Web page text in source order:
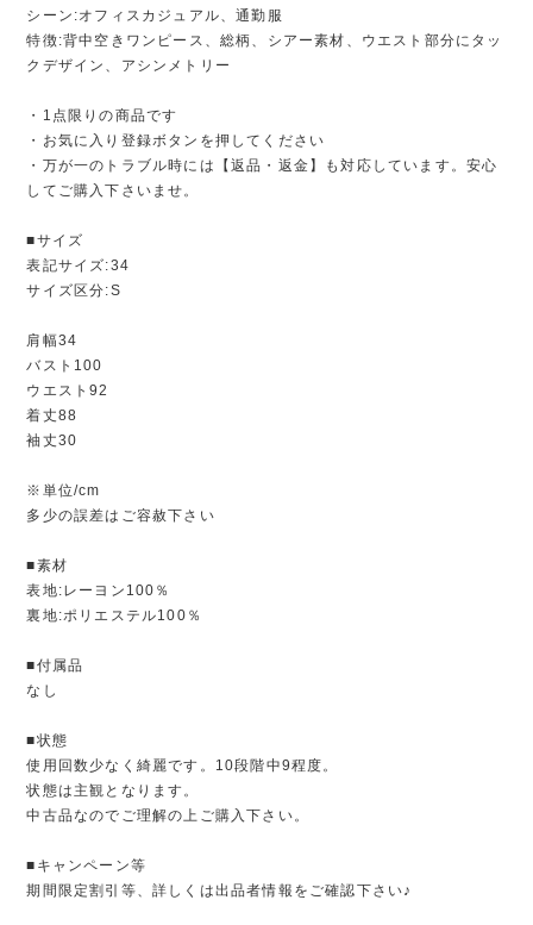
シーン:オフィスカジュアル、通勤服
特徴:背中空きワンピース、総柄、シアー素材、ウエスト部分にタッ
クデザイン、アシンメトリー
・1点限りの商品です
・お気に入り登録ボタンを押してください
・万が一のトラブル時には【返品・返金】も対応しています。安心
してご購入下さいませ。
■サイズ
表記サイズ:34
サイズ区分:S
肩幅34
バスト100
ウエスト92
着丈88
袖丈30
※単位/cm
多少の誤差はご容赦下さい
■素材
表地:レーヨン100％
裏地:ポリエステル100％
■付属品
なし
■状態
使用回数少なく綺麗です。10段階中9程度。
状態は主観となります。
中古品なのでご理解の上ご購入下さい。
■キャンペーン等
期間限定割引等、詳しくは出品者情報をご確認下さい♪